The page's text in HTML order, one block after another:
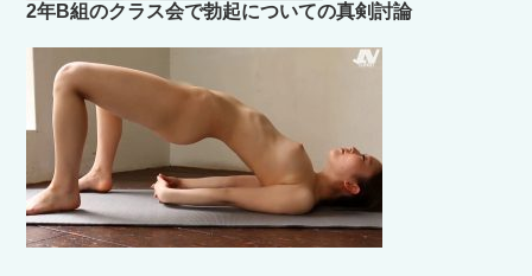
2年B組のクラス会で勃起についての真剣討論